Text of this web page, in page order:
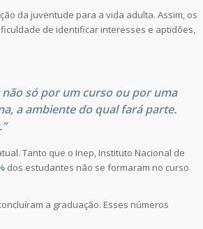
da juventude para a vida adulta. Assim, os
de identificar interesses e aptidões,
só por um curso ou por uma
a ambiente do qual fará parte.
Tanto que o Inep, Instituto Nacional de
dos estudantes não se formaram no curso
a graduação. Esses números